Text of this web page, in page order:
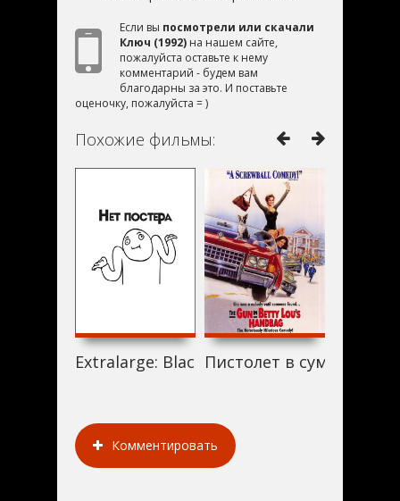
Если вы посмотрели или скачали
Ключ (1992) на нашем сайте,
пожалуйста оставьте к нему
комментарий - будем вам
благодарны за это. И поставьте
оценочку, пожалуйста = )
Похожие фильмы:
Extralarge: Black Magic (1992)
Пистолет в сумочке
Комментировать